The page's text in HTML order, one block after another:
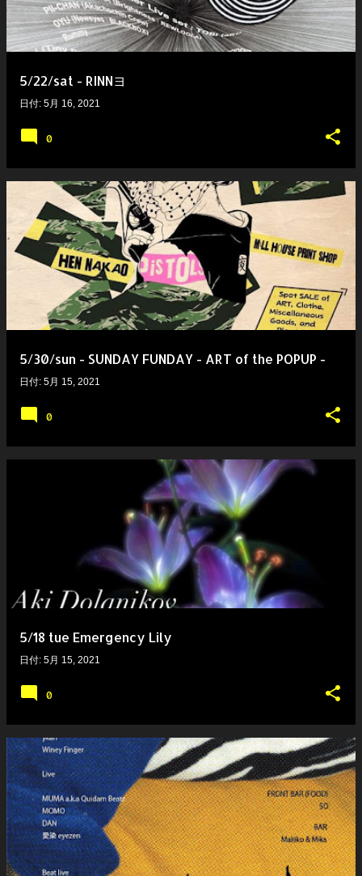
5/22/sat - RINNヨ
日付: 5月 16, 2021
0
5/30/sun - SUNDAY FUNDAY - ART of the POPUP -
日付: 5月 15, 2021
0
5/18 tue Emergency Lily
日付: 5月 15, 2021
0